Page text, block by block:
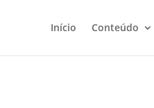
Início Conteúdo